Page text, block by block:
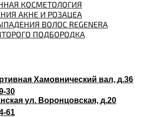
КОСМЕТОЛОГИЯ
АКНЕ И РОЗАЦЕА
ВОЛОС REGENERA
ПОДБОРОДКА
Хамовнический вал, д.36
30
ул. Воронцовская, д.20
61